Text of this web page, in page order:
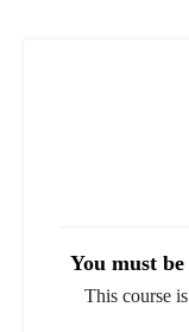
You must
This course